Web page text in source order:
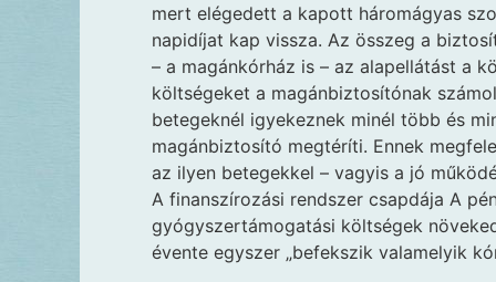
mert elégedett a kapott háromágyas
napidíjat kap vissza. Az összeg a
– a magánkórház is – az alapellátást a
költségeket a magánbiztosítónak
betegeknél igyekeznek minél több és
magánbiztosító megtéríti. Ennek
az ilyen betegekkel – vagyis a jó
A finanszírozási rendszer csapdája A
gyógyszertámogatási költségek
évente egyszer „befekszik valamelyik